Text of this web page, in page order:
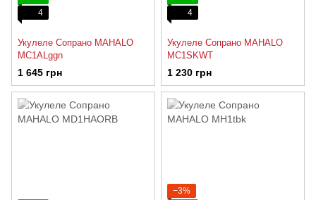
4
Укулеле Сопрано MAHALO
MC1ALggn
1 645 грн
4
Укулеле Сопрано MAHALO
MC1SKWT
1 230 грн
−3%